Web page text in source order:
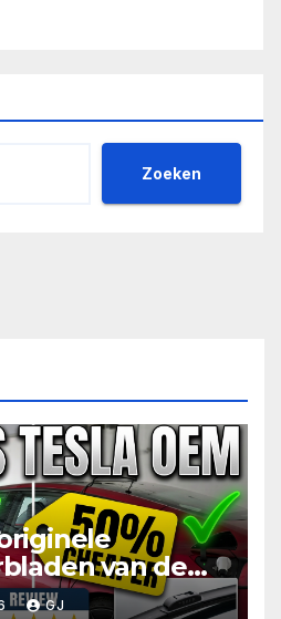
Zoeken
van de
voor de helft
GJ